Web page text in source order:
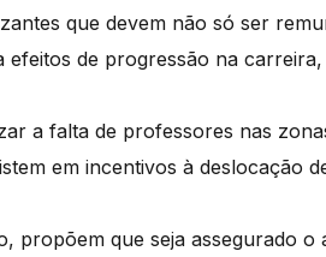
que devem não só ser
efeitos de progressão na
a falta de professores nas
em incentivos à deslocação
propõem que seja assegurado